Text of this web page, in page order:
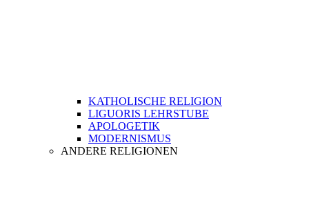
KATHOLISCHE RELIGION
LIGUORIS LEHRSTUBE
APOLOGETIK
MODERNISMUS
ANDERE RELIGIONEN